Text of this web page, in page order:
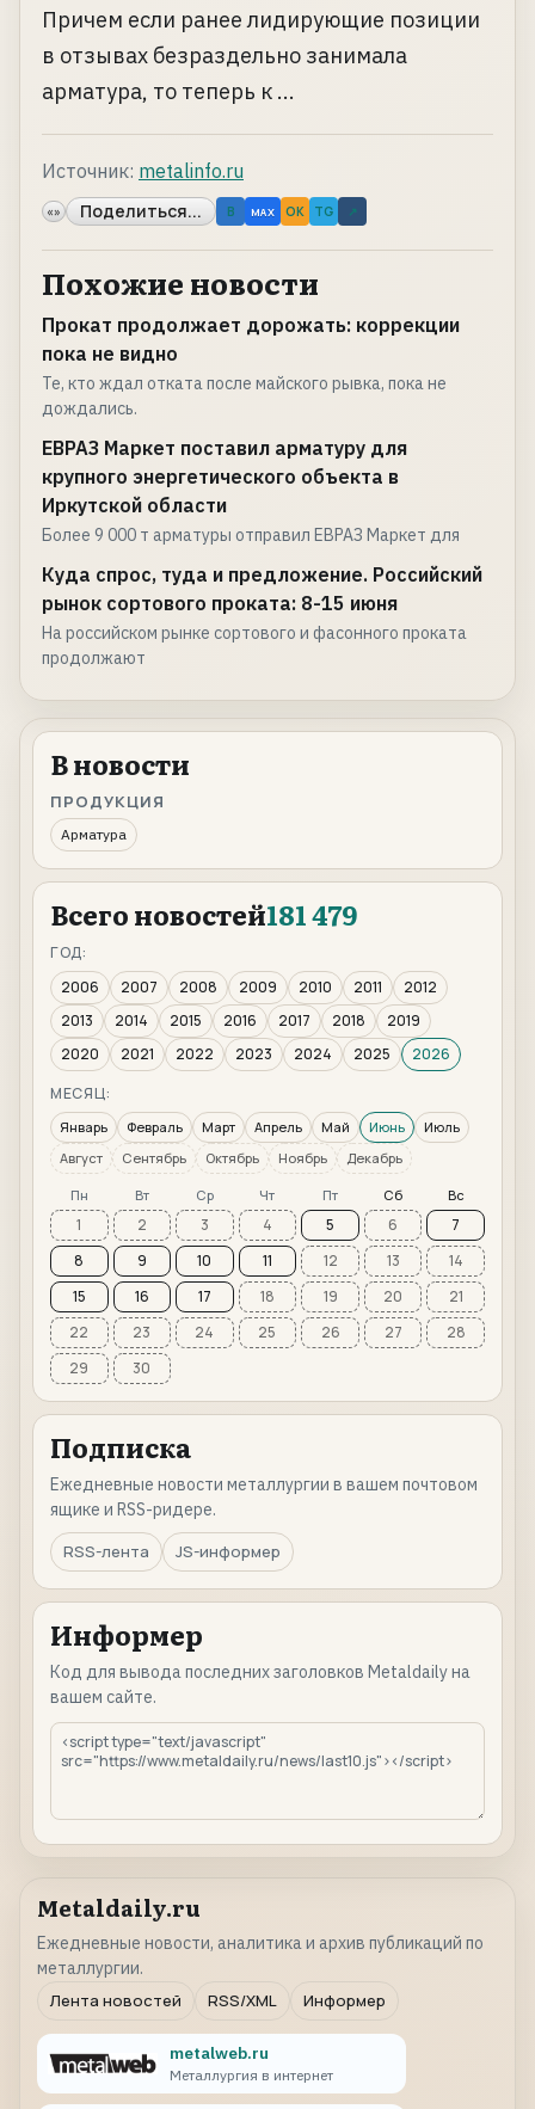
Причем если ранее лидирующие позиции
в отзывах безраздельно занимала
арматура, то теперь к ...
Источник: metalinfo.ru
«» Поделиться... B MAX OK TG ↗
Похожие новости
Прокат продолжает дорожать: коррекции
пока не видно
Те, кто ждал отката после майского рывка, пока не
дождались.
ЕВРАЗ Маркет поставил арматуру для
крупного энергетического объекта в
Иркутской области
Более 9 000 т арматуры отправил ЕВРАЗ Маркет для
Куда спрос, туда и предложение. Российский
рынок сортового проката: 8-15 июня
На российском рынке сортового и фасонного проката
продолжают
В новости
ПРОДУКЦИЯ
Арматура
Всего новостей181 479
ГОД:
2006
2007 2008 2009 2010 2011
2012
2013
2014 2015 2016 2017 2018
2019
2020
2021 2022 2023 2024 2025
2026
МЕСЯЦ:
Январь Февраль Март Апрель Май Июнь
Июль
Август
Сентябрь Октябрь Ноябрь Декабрь
Пн Вт Ср Чт Пт Сб Вс
1 2 3 4 5 6
7
8
9 10 11 12 13
14
15
16 17 18 19 20
21
22
23 24 25 26 27
28
29
30
Подписка
Ежедневные новости металлургии в вашем почтовом
ящике и RSS-ридере.
RSS-лента
JS-информер
Информер
Код для вывода последних заголовков Metaldaily на
вашем сайте.
Metaldaily.ru
Ежедневные новости, аналитика и архив публикаций по
металлургии.
Лента новостей
RSS/XML Информер
metalweb.ru
Металлургия в интернет